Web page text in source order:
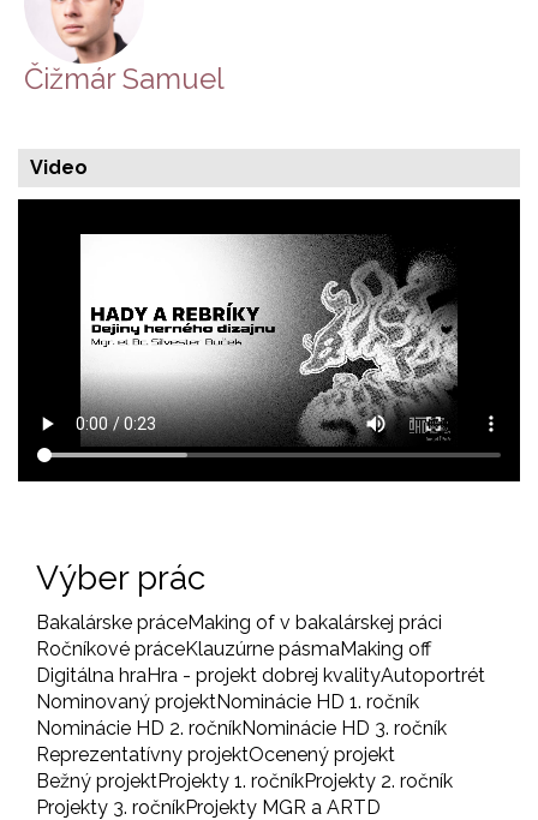
Čižmár Samuel
Video
Výber prác
Bakalárske práceMaking of v bakalárskej práci
Ročníkové práceKlauzúrne pásmaMaking off
Digitálna hraHra - projekt dobrej kvalityAutoportrét
Nominovaný projektNominácie HD 1. ročník
Nominácie HD 2. ročníkNominácie HD 3. ročník
Reprezentatívny projektOcenený projekt
Bežný projektProjekty 1. ročníkProjekty 2. ročník
Projekty 3. ročníkProjekty MGR a ARTD